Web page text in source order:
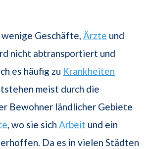
Geschäfte, Ärzte und
nicht abtransportiert und
es häufig zu Krankheiten
meist durch die
Bewohner ländlicher Gebiete
, wo sie sich Arbeit und ein
Da es in vielen Städten